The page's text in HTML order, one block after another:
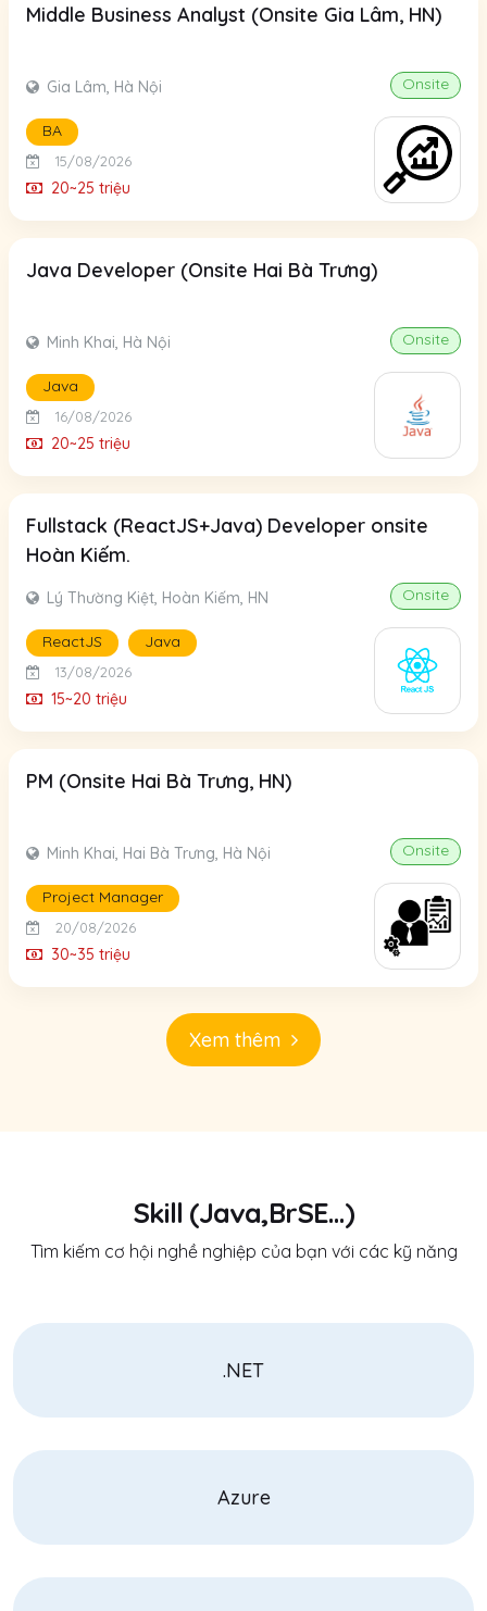
Middle Business Analyst (Onsite Gia Lâm, HN)
Gia Lâm, Hà Nội Onsite
BA
15/08/2026
20~25 triệu
Java Developer (Onsite Hai Bà Trưng)
Minh Khai, Hà Nội Onsite
Java
16/08/2026
20~25 triệu
Fullstack (ReactJS+Java) Developer onsite
Hoàn Kiếm.
Lý Thường Kiệt, Hoàn Kiếm, HN Onsite
ReactJS Java
13/08/2026
15~20 triệu
PM (Onsite Hai Bà Trưng, HN)
Minh Khai, Hai Bà Trưng, Hà Nội Onsite
Project Manager
20/08/2026
30~35 triệu
Xem thêm
Skill (Java,BrSE...)
Tìm kiếm cơ hội nghề nghiệp của bạn với các kỹ năng
.NET
Azure